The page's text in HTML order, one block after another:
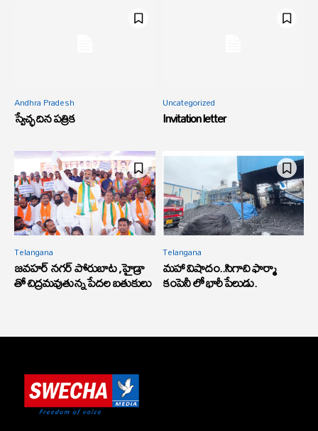
Andhra Pradesh
స్వేచ్ఛ దిన పత్రిక
Uncategorized
Invitation letter
Telangana
జవహర్ నగర్ పోరుబాట ,హైడ్రా
తో చిద్రమవుతున్న పేదల బతుకులు
Telangana
మహా విషాదం..సిగాచి ఫార్మా
కంపెనీ లో భారీ పేలుడు.